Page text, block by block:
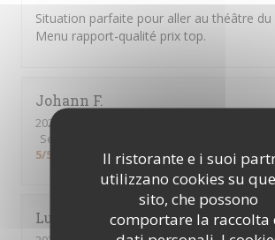
Il ristorante e i suoi
utilizzano cookies su
sito, che possono
comportare la raccolta
Situation parfaite pour aller au théâtre
Menu rapport-qualité prix top.
Johann F
2026-08-04
Servizio
5/5
Lucie